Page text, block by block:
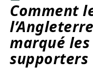
Comment
marqué
supporters